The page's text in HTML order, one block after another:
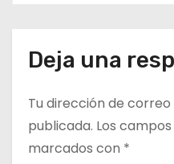
Deja una
Tu dirección de
publicada. Los
marcados con *